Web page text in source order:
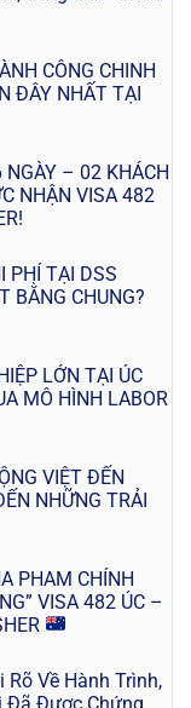
CÔNG CHINH
ĐÂY NHẤT TẠI
– 02 KHÁCH
NHẬN VISA 482
PHÍ TẠI DSS
BẰNG CHUNG?
LỚN TẠI ÚC
MÔ HÌNH LABOR
VIỆT ĐẾN
NHỮNG TRẢI
PHAM CHÍNH
VISA 482 ÚC –
Về Hành Trình,